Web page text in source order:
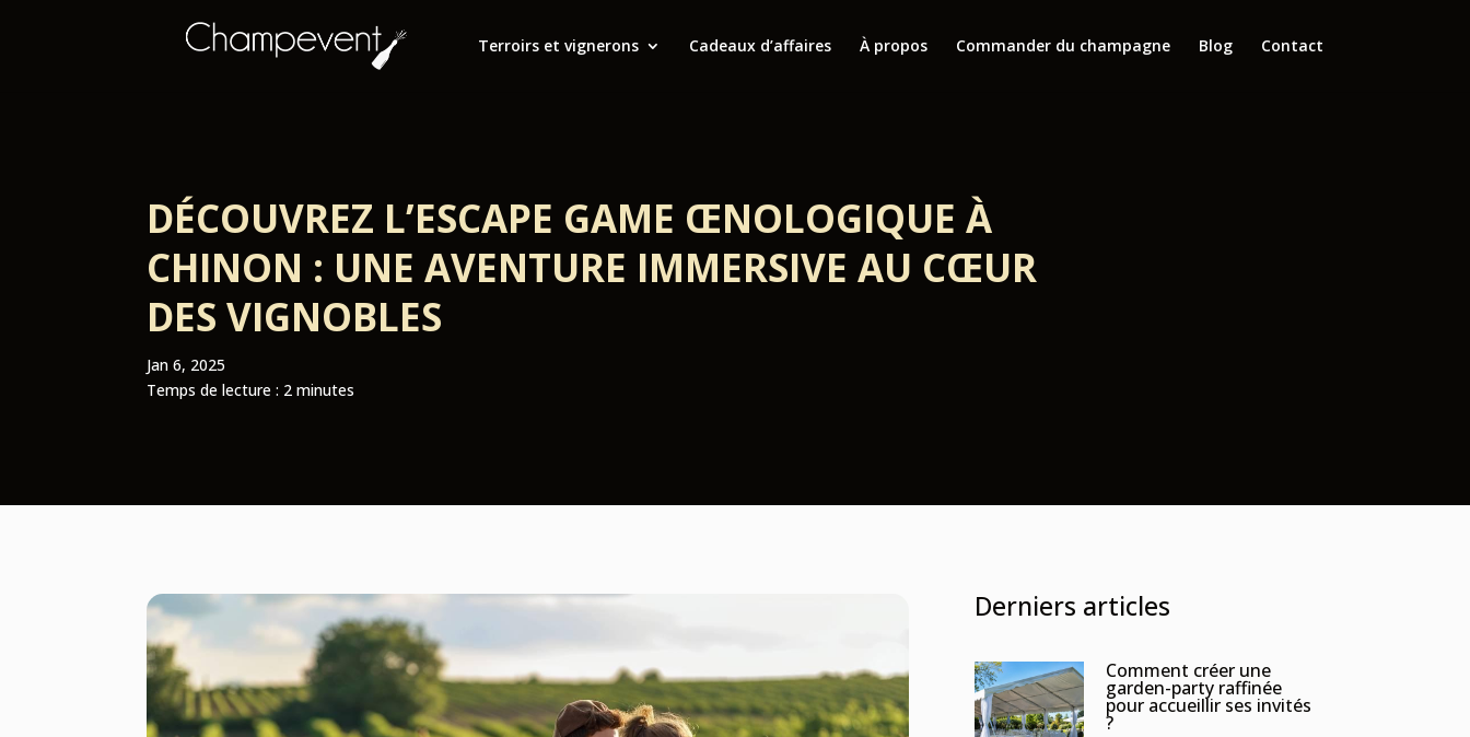
Terroirs et vignerons Cadeaux d’affaires À propos Commander du champagne Blog Contact
DÉCOUVREZ L’ESCAPE GAME ŒNOLOGIQUE À
CHINON : UNE AVENTURE IMMERSIVE AU CŒUR
DES VIGNOBLES
Jan 6, 2025
Temps de lecture : 2 minutes
Derniers articles
Comment créer une
garden-party raffinée
pour accueillir ses invités
?